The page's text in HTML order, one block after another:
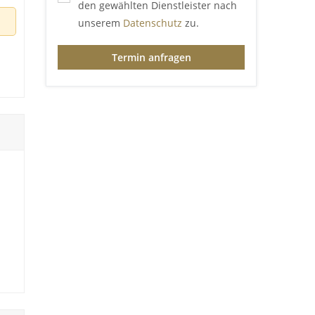
den gewählten Dienstleister nach
unserem Datenschutz zu.
Termin anfragen